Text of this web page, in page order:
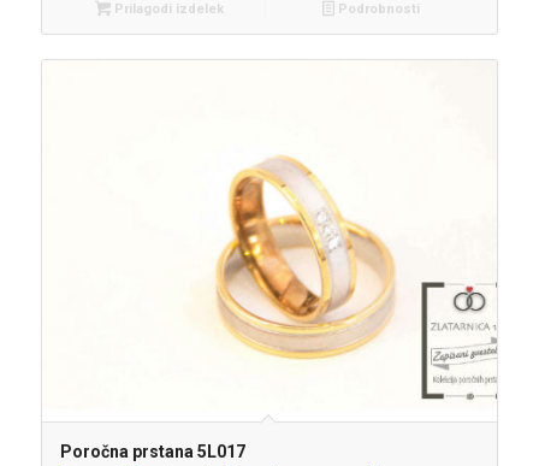
Prilagodi izdelek Podrobnosti
Poročna prstana 5L017